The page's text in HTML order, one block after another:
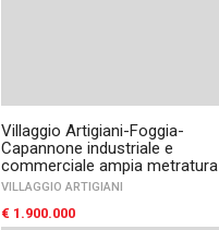
Villaggio Artigiani-Foggia-
Capannone industriale e
commerciale ampia metratura
VILLAGGIO ARTIGIANI
€ 1.900.000